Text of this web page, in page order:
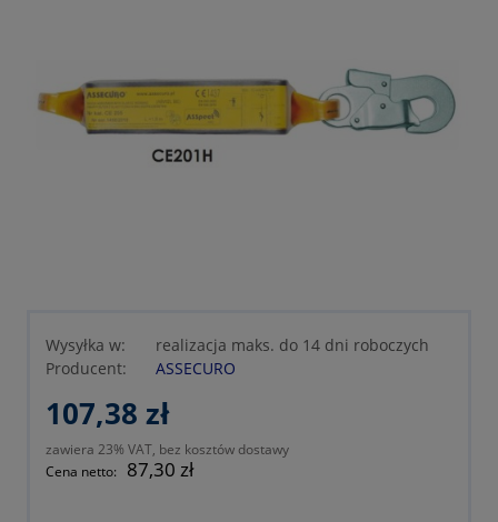
Wysyłka w:
realizacja maks. do 14 dni roboczych
Producent:
ASSECURO
107,38 zł
zawiera 23% VAT, bez kosztów dostawy
Cena netto:
87,30 zł